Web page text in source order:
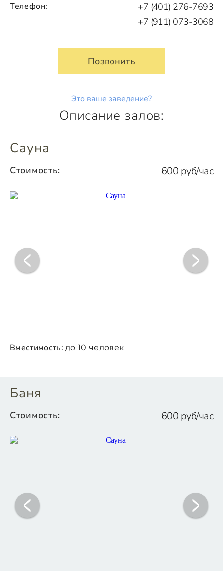
Телефон:
+7 (401) 276-7693
+7 (911) 073-3068
Позвонить
Это ваше заведение?
Описание залов:
Сауна
Стоимость: 600 руб/час
Вместимость: до 10 человек
Баня
Стоимость: 600 руб/час